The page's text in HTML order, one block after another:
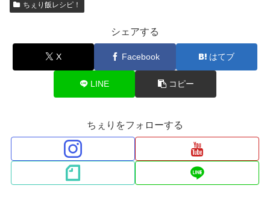
ちぇり飯レシピ！
シェアする
X Facebook はてブ
LINE コピー
ちぇりをフォローする